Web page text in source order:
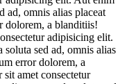
ad, omnis alias placeat
dolorem, a blanditiis!
adipisicing elit.
sed ad, omnis alias
error dolorem, a
amet consectetur